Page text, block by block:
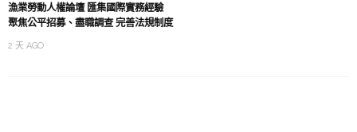
漁業勞動人權論壇 匯集國際實務經驗
聚焦公平招募、盡職調查 完善法規制度
2 天 AGO